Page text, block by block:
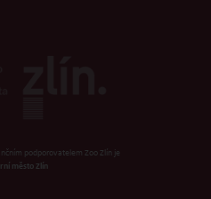
podporovatelem Zoo Zlín je
město Zlín